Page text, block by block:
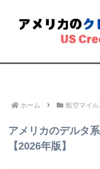
ホーム 航空マイ
アメリカのデルタ
【2026年版】